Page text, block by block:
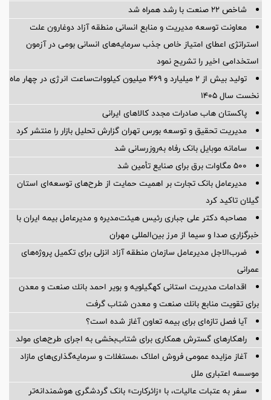
شاخص ۲۲ صنعت با رشد همراه شد
معاونت توسعه مدیریت و منابع انسانی منطقه آزاد دوغارون علت
استراتژی اعطای امتیاز خاص جذب سرمایه‌های انسانی بومی در آزمون
استخدامی اخیر را تشریح نمود
تولید بیش از ۲ میلیارد و ۴۶۹ میلیون کیلووات‌ساعت انرژی در چهار ماه
نخست سال ۱۴۰۵
پاکستان هاب صادرات مجدد کالاهای ایرانی
مدیریت تحقیق و توسعه‌ بورس تهران گزارش تحلیل بازار را منتشر کرد
سامانه موبایل بانک رفاه به‌روزرسانی شد
۵۰۰ مگاوات برق برای صنایع تأمین شد
مدیرعامل بانک تجارت بر اهمیت حمایت از طرح‌های توسعه‌ای استان
گیلان تاکید کرد
مصاحبه دکتر علی جباری رئیس هیئت‌مدیره و مدیرعامل بیمه ایران با
خبرگزاری صدا و سیما از مرز بین‌المللی مهران
ضرب‌الاجل مدیرعامل سازمان منطقه آزاد انزلی برای تكمیل پروژه‌های
عمرانی
اقدامات مدیریت استانی كهگیلویه و بویر احمد بانك صنعت و معدن
برای تقویت منابع بانك صنعت و معدن شتاب گرفت
آیا فصل تازه‌ای برای بیمه تعاون آغاز شده است؟
راهکارهای گسترش همکاری برای شتاب‌بخشی به اجرای طرح‌های مولد
آغاز مزایده عمومی فروش املاک ،مستغلات و سرمایه‌گذاری‌های مازاد
موسسه اعتباری ملل
سفر به عتبات عالیات، با «زائرکارت» بانک گردشگری هوشمندانه‌تر